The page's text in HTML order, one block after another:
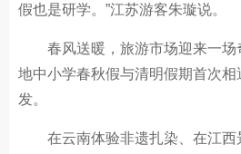
假也是研学。”江苏游客朱璇说。
春风送暖，旅游市场迎来一场
地中小学春秋假与清明假期首次
发。
在云南体验非遗扎染、在江西